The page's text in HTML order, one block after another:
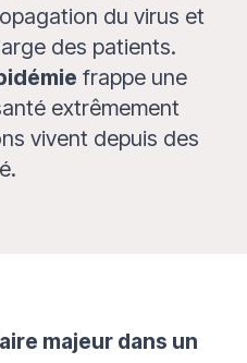
du virus et
des patients.
frappe une
extrêmement
vivent depuis des
majeur dans un